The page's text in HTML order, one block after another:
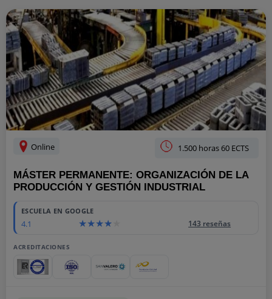
Online 1.500 horas 60 ECTS
MÁSTER PERMANENTE: ORGANIZACIÓN DE LA
PRODUCCIÓN Y GESTIÓN INDUSTRIAL
ESCUELA EN GOOGLE
4.1 143 reseñas
ACREDITACIONES